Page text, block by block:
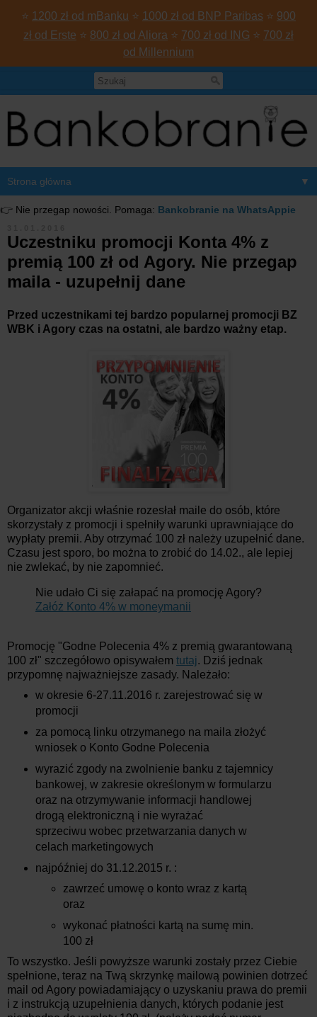
⭐ 1200 zł od mBanku ⭐ 1000 zł od BNP Paribas ⭐ 900
zł od Erste ⭐ 800 zł od Aliora ⭐ 700 zł od ING ⭐ 700 zł
od Millennium
▼
👉 Nie przegap nowości. Pomaga: Bankobranie na WhatsAppie
Uczestniku promocji Konta 4% z
premią 100 zł od Agory. Nie przegap
maila - uzupełnij dane
Przed uczestnikami tej bardzo popularnej promocji BZ
WBK i Agory czas na ostatni, ale bardzo ważny etap.
Organizator akcji właśnie rozesłał maile do osób, które
skorzystały z promocji i spełniły warunki uprawniające do
wypłaty premii. Aby otrzymać 100 zł należy uzupełnić dane.
Czasu jest sporo, bo można to zrobić do 14.02., ale lepiej
nie zwlekać, by nie zapomnieć.
Nie udało Ci się załapać na promocję Agory?
Załóż Konto 4% w moneymanii
Promocję "Godne Polecenia 4% z premią gwarantowaną
100 zł" szczegółowo opisywałem tutaj. Dziś jednak
przypomnę najważniejsze zasady. Należało:
w okresie 6-27.11.2016 r. zarejestrować się w
promocji
za pomocą linku otrzymanego na maila złożyć
wniosek o Konto Godne Polecenia
wyrazić zgody na zwolnienie banku z tajemnicy
bankowej, w zakresie określonym w formularzu
oraz na otrzymywanie informacji handlowej
drogą elektroniczną i nie wyrażać
sprzeciwu wobec przetwarzania danych w
celach marketingowych
najpóźniej do 31.12.2015 r. :
zawrzeć umowę o konto wraz z kartą
oraz
wykonać płatności kartą na sumę min.
100 zł
To wszystko. Jeśli powyższe warunki zostały przez Ciebie
spełnione, teraz na Twą skrzynkę mailową powinien dotrzeć
mail od Agory powiadamiający o uzyskaniu prawa do premii
i z instrukcją uzupełnienia danych, których podanie jest